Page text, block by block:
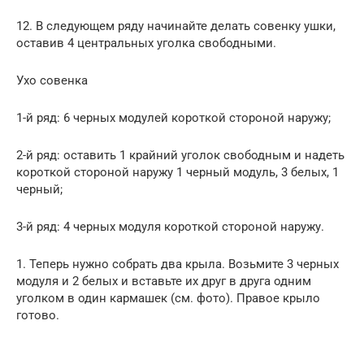
12. В следующем ряду начинайте делать совенку ушки,
оставив 4 центральных уголка свободными.
Ухо совенка
1-й ряд: 6 черных модулей короткой стороной наружу;
2-й ряд: оставить 1 крайний уголок свободным и надеть
короткой стороной наружу 1 черный модуль, 3 белых, 1
черный;
3-й ряд: 4 черных модуля короткой стороной наружу.
1. Теперь нужно собрать два крыла. Возьмите 3 черных
модуля и 2 белых и вставьте их друг в друга одним
уголком в один кармашек (см. фото). Правое крыло
готово.